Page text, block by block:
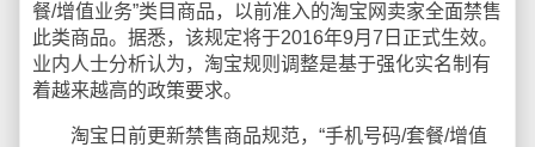
餐/增值业务”类目商品，以前准入的淘宝网卖家全面禁售
此类商品。据悉，该规定将于2016年9月7日正式生效。
业内人士分析认为，淘宝规则调整是基于强化实名制有
着越来越高的政策要求。
淘宝日前更新禁售商品规范，“手机号码/套餐/增值